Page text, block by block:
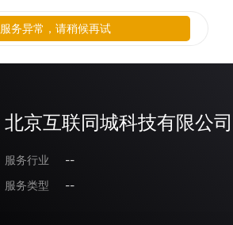
北京互联同城科技有限公司
服务行业
--
服务类型
--
服务异常，请稍候再试